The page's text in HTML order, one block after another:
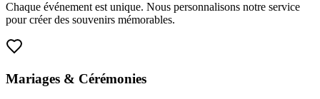
Chaque événement est unique. Nous personnalisons notre service
pour créer des souvenirs mémorables.
Mariages & Cérémonies